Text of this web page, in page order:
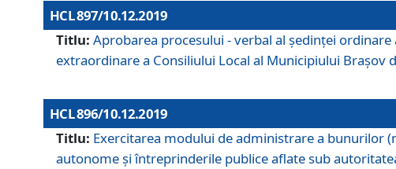
HCL 897/10.12.2019
Titlu: Aprobarea procesului - verbal al şedinţei
extraordinare a Consiliului Local al Municipiului Brașov
HCL 896/10.12.2019
Titlu: Exercitarea modului de administrare a bunurilor
autonome și întreprinderile publice aflate sub